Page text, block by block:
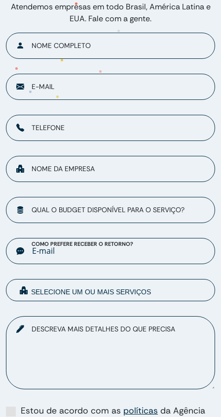
Atendemos empresas em todo Brasil, América Latina e
EUA. Fale com a gente.
NOME COMPLETO
E-MAIL
TELEFONE
NOME DA EMPRESA
QUAL O BUDGET DISPONÍVEL PARA O SERVIÇO?
COMO PREFERE RECEBER O RETORNO?
DESCREVA MAIS DETALHES DO QUE PRECISA
Estou de acordo com as políticas da Agência